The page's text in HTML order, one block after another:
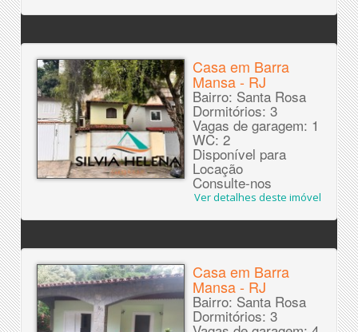
Casa em Barra
Mansa - RJ
Bairro: Santa Rosa
Dormitórios: 3
Vagas de garagem: 1
WC: 2
Disponível para
Locação
Consulte-nos
Ver detalhes deste imóvel
Casa em Barra
Mansa - RJ
Bairro: Santa Rosa
Dormitórios: 3